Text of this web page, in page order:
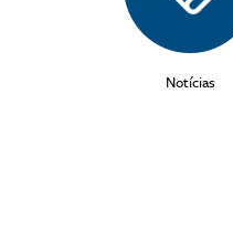
Notícias